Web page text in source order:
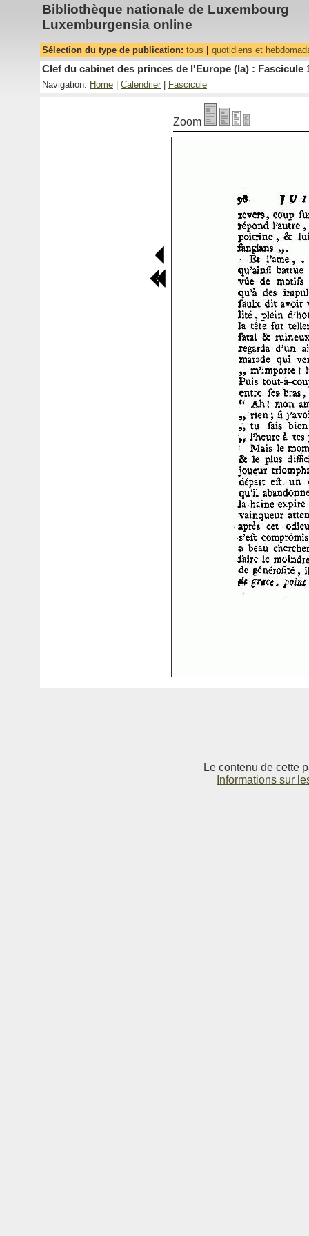
Bibliothèque nationale de Luxembourg
Luxemburgensia online
Sélection du type de publication: tous quotidiens et
Clef du cabinet des princes de l'Europe (la) : Fascicule
Navigation: Home Calendrier Fascicule
Zoom
Le contenu de cette
Informations sur